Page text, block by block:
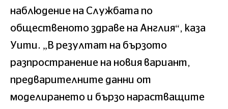
наблюдение на Службата по
общественото здраве на Англия“, каза
Уити. „В резултат на бързото
разпространение на новия вариант,
предварителните данни от
моделирането и бързо нарастващите